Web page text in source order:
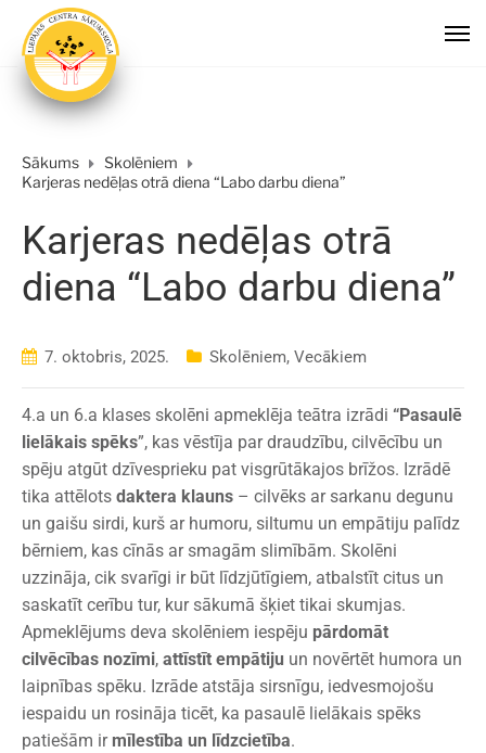
Sākums
Skolēniem
Karjeras nedēļas otrā diena “Labo darbu diena”
Karjeras nedēļas otrā
diena “Labo darbu diena”
7. oktobris, 2025. Skolēniem, Vecākiem
4.a un 6.a klases skolēni apmeklēja teātra izrādi “Pasaulē
lielākais spēks”, kas vēstīja par draudzību, cilvēcību un
spēju atgūt dzīvesprieku pat visgrūtākajos brīžos. Izrādē
tika attēlots daktera klauns – cilvēks ar sarkanu degunu
un gaišu sirdi, kurš ar humoru, siltumu un empātiju palīdz
bērniem, kas cīnās ar smagām slimībām. Skolēni
uzzināja, cik svarīgi ir būt līdzjūtīgiem, atbalstīt citus un
saskatīt cerību tur, kur sākumā šķiet tikai skumjas.
Apmeklējums deva skolēniem iespēju pārdomāt
cilvēcības nozīmi, attīstīt empātiju un novērtēt humora un
laipnības spēku. Izrāde atstāja sirsnīgu, iedvesmojošu
iespaidu un rosināja ticēt, ka pasaulē lielākais spēks
patiešām ir mīlestība un līdzcietība.